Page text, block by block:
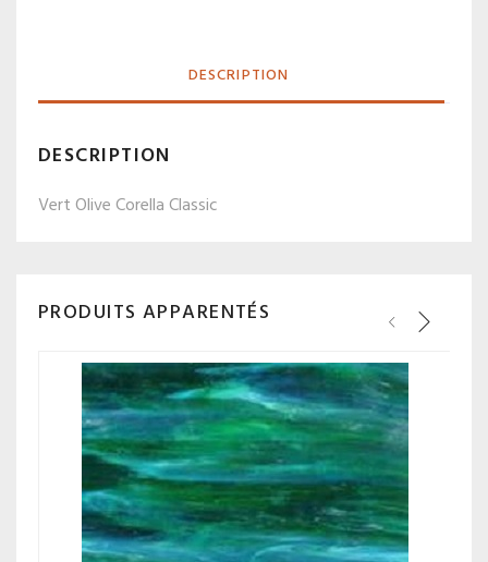
DESCRIPTION
DESCRIPTION
Vert Olive Corella Classic
PRODUITS APPARENTÉS